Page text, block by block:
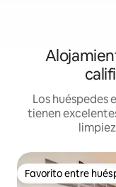
Los huéspedes
tienen
Favorito entre
Favorito entre